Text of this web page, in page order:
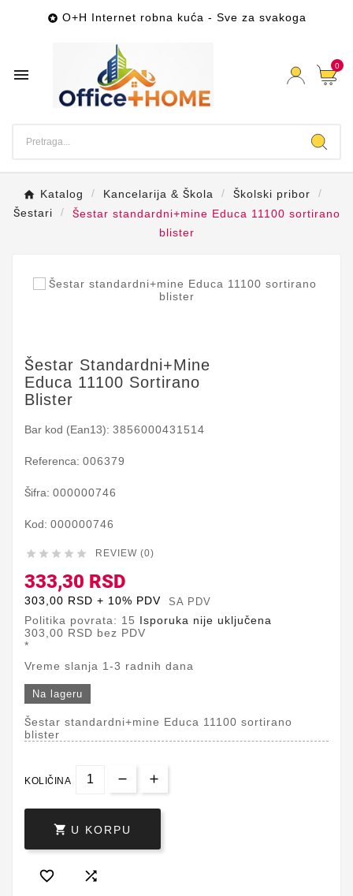
 O+H Internet robna kuća - Sve za svakoga
 0
Katalog Kancelarija & Škola
Školski pribor
Šestari
Šestar standardni+mine Educa 11100 sortirano
blister
Šestar Standardni+mine
Educa 11100 Sortirano
Blister
Bar kod (Ean13): 3856000431514
Referenca: 006379
Šifra: 000000746
Kod: 000000746
     REVIEW (0)
333,30 RSD
303,00 RSD + 10% PDV SA PDV
Politika povrata: 15 Isporuka nije uključena
303,00 RSD bez PDV
*
Vreme slanja 1-3 radnih dana
Na lageru
Šestar standardni+mine Educa 11100 sortirano
blister
KOLIČINA
 U KORPU
 